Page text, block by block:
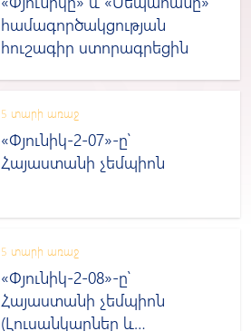
համագործակցության
հուշագիր ստորագրեցին
5 տարի առաջ
«Փյունիկ-2-07»-ը՝
Հայաստանի չեմպիոն
5 տարի առաջ
«Փյունիկ-2-08»-ը՝
Հայաստանի չեմպիոն
(Լուսանկարներ և